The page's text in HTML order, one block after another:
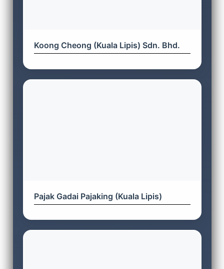
Koong Cheong (Kuala Lipis) Sdn. Bhd.
Pajak Gadai Pajaking (Kuala Lipis)